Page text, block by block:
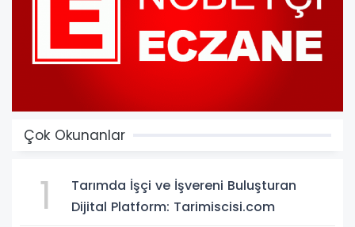
Çok Okunanlar
1
Tarımda İşçi ve İşvereni Buluşturan
Dijital Platform: Tarimiscisi.com